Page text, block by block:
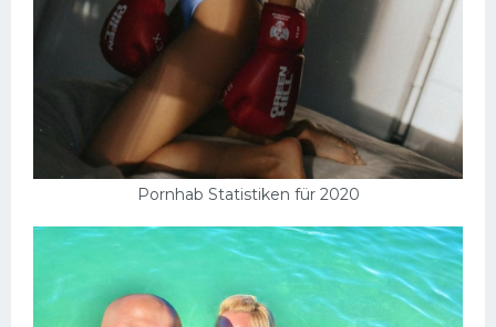
Pornhab Statistiken für 2020